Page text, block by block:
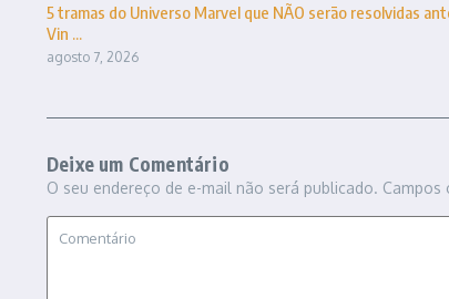
5 tramas do Universo Marvel que NÃO serão resolvidas
Vin ...
agosto 7, 2026
Deixe um Comentário
O seu endereço de e-mail não será publicado. Campos